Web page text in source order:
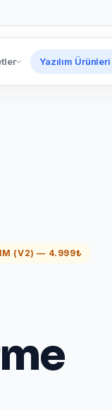
Yazılım Ürünleri
(V2) — 4.999₺